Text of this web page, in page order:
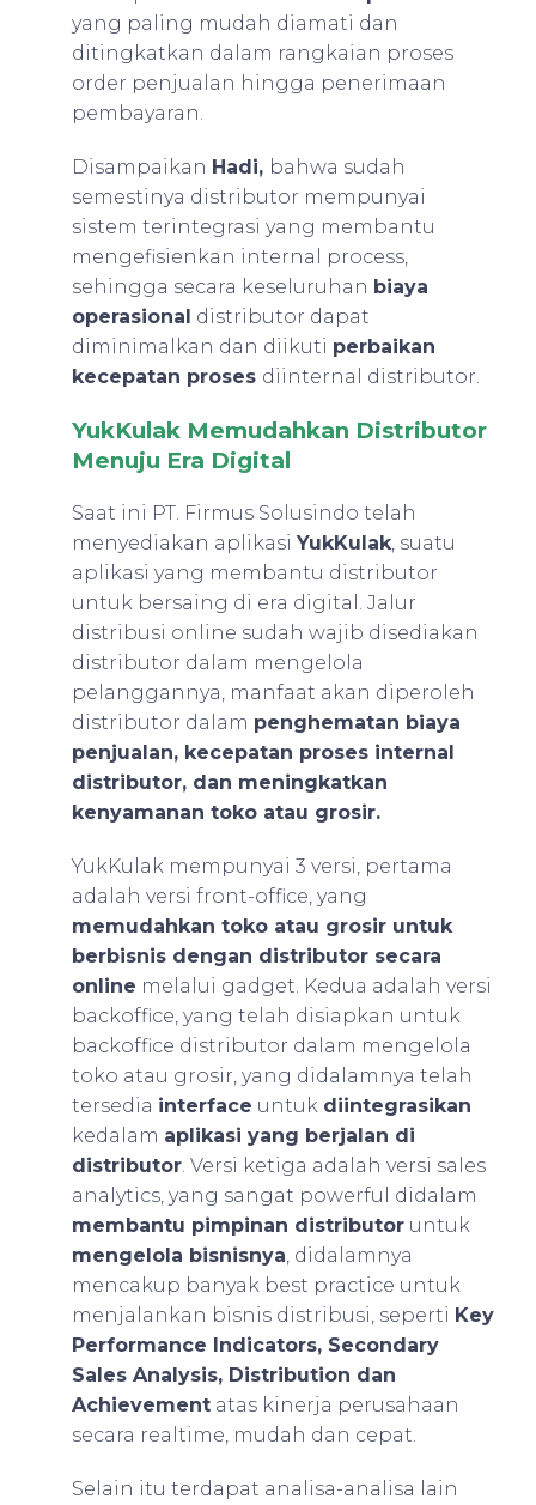
yang paling mudah diamati dan
ditingkatkan dalam rangkaian proses
order penjualan hingga penerimaan
pembayaran.
Disampaikan Hadi, bahwa sudah
semestinya distributor mempunyai
sistem terintegrasi yang membantu
mengefisienkan internal process,
sehingga secara keseluruhan biaya
operasional distributor dapat
diminimalkan dan diikuti perbaikan
kecepatan proses diinternal distributor.
YukKulak Memudahkan Distributor
Menuju Era Digital
Saat ini PT. Firmus Solusindo telah
menyediakan aplikasi YukKulak, suatu
aplikasi yang membantu distributor
untuk bersaing di era digital. Jalur
distribusi online sudah wajib disediakan
distributor dalam mengelola
pelanggannya, manfaat akan diperoleh
distributor dalam penghematan biaya
penjualan, kecepatan proses internal
distributor, dan meningkatkan
kenyamanan toko atau grosir.
YukKulak mempunyai 3 versi, pertama
adalah versi front-office, yang
memudahkan toko atau grosir untuk
berbisnis dengan distributor secara
online melalui gadget. Kedua adalah versi
backoffice, yang telah disiapkan untuk
backoffice distributor dalam mengelola
toko atau grosir, yang didalamnya telah
tersedia interface untuk diintegrasikan
kedalam aplikasi yang berjalan di
distributor. Versi ketiga adalah versi sales
analytics, yang sangat powerful didalam
membantu pimpinan distributor untuk
mengelola bisnisnya, didalamnya
mencakup banyak best practice untuk
menjalankan bisnis distribusi, seperti Key
Performance Indicators, Secondary
Sales Analysis, Distribution dan
Achievement atas kinerja perusahaan
secara realtime, mudah dan cepat.
Selain itu terdapat analisa-analisa lain